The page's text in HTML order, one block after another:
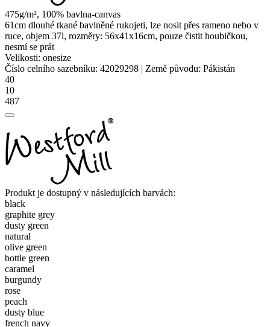
475g/m², 100% bavlna-canvas
61cm dlouhé tkané bavlněné rukojeti, lze nosit přes rameno nebo v
ruce, objem 37l, rozměry: 56x41x16cm, pouze čistit houbičkou,
nesmí se prát
Velikosti: onesize
Číslo celního sazebníku: 42029298 | Země původu: Pákistán
40
10
487
Produkt je dostupný v následujících barvách:
black
graphite grey
dusty green
natural
olive green
bottle green
caramel
burgundy
rose
peach
dusty blue
french navy